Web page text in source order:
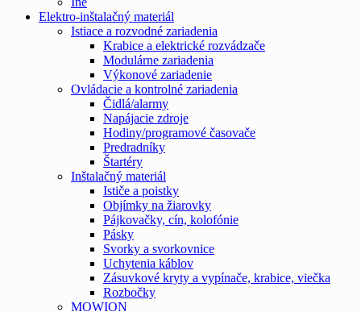
Elektro-inštalačný materiál
Istiace a rozvodné zariadenia
Krabice a elektrické rozvádzače
Modulárne zariadenia
Výkonové zariadenie
Ovládacie a kontrolné zariadenia
Čidlá/alarmy
Napájacie zdroje
Hodiny/programové časovače
Predradníky
Štartéry
Inštalačný materiál
Ističe a poistky
Objímky na žiarovky
Pájkovačky, cín, kolofónie
Pásky
Svorky a svorkovnice
Uchytenia káblov
Zásuvkové kryty a vypínače, krabice, viečka
Rozbočky
MOWION